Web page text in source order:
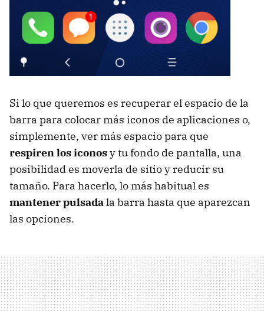
Si lo que queremos es recuperar el espacio de la
barra para colocar más iconos de aplicaciones o,
simplemente, ver más espacio para que
respiren los iconosy tu fondo de pantalla, una
posibilidad es moverla de sitio y reducir su
tamaño. Para hacerlo, lo más habitual es
mantener pulsadala barra hasta que aparezcan
las opciones.